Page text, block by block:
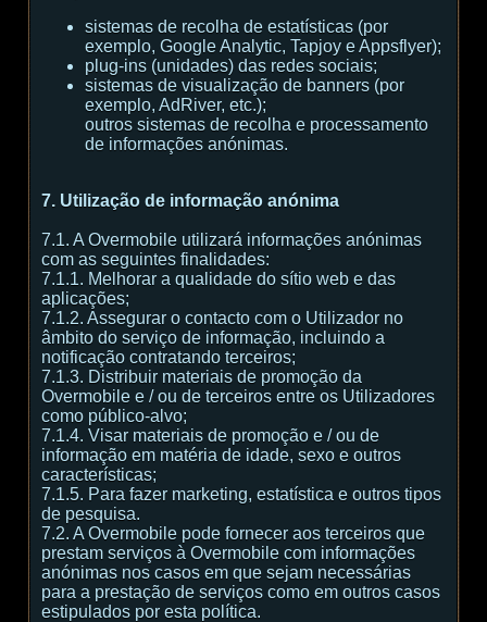
sistemas de recolha de estatísticas (por
exemplo, Google Analytic, Tapjoy e Appsflyer);
plug-ins (unidades) das redes sociais;
sistemas de visualização de banners (por
exemplo, AdRiver, etc.);
outros sistemas de recolha e processamento
de informações anónimas.
7. Utilização de informação anónima
7.1. A Overmobile utilizará informações anónimas
com as seguintes finalidades:
7.1.1. Melhorar a qualidade do sítio web e das
aplicações;
7.1.2. Assegurar o contacto com o Utilizador no
âmbito do serviço de informação, incluindo a
notificação contratando terceiros;
7.1.3. Distribuir materiais de promoção da
Overmobile e / ou de terceiros entre os Utilizadores
como público-alvo;
7.1.4. Visar materiais de promoção e / ou de
informação em matéria de idade, sexo e outros
características;
7.1.5. Para fazer marketing, estatística e outros tipos
de pesquisa.
7.2. A Overmobile pode fornecer aos terceiros que
prestam serviços à Overmobile com informações
anónimas nos casos em que sejam necessárias
para a prestação de serviços como em outros casos
estipulados por esta política.